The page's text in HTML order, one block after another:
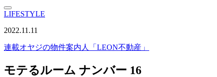
LIFESTYLE
2022.11.11
連載オヤジの物件案内人「LEON不動産」
モテるルーム ナンバー 16